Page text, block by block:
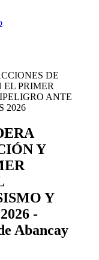
DE
EL PRIMER
ANTE
2026
Y
Y
-
Abancay